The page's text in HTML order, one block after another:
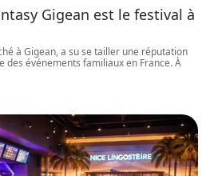
Gigean est le festival à
à Gigean, a su se tailler une réputation
des événements familiaux en France. À